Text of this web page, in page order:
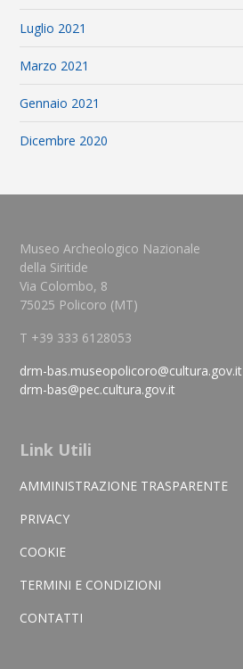
Luglio 2021
Marzo 2021
Gennaio 2021
Dicembre 2020
Museo Archeologico Nazionale
della Siritide
Via Colombo, 8
75025 Policoro (MT)
T +39 333 6128053
drm-bas.museopolicoro@cultura.gov.it
drm-bas@pec.cultura.gov.it
Link Utili
AMMINISTRAZIONE TRASPARENTE
PRIVACY
COOKIE
TERMINI E CONDIZIONI
CONTATTI